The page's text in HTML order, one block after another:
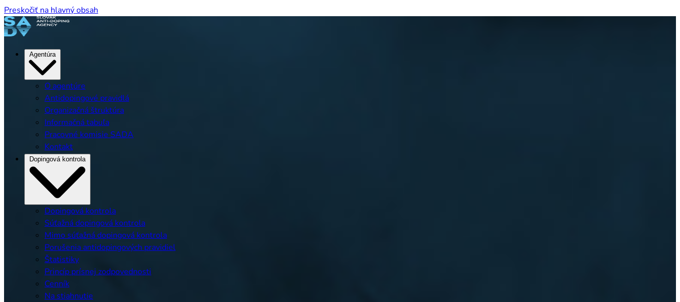
Preskočiť na hlavný obsah
Agentúra
O agentúre
Antidopingové pravidlá
Organizačná štruktúra
Informačná tabuľa
Pracovné komisie SADA
Kontakt
Dopingová kontrola
Dopingová kontrola
Súťažná dopingová kontrola
Mimo súťažná dopingová kontrola
Porušenia antidopingových pravidiel
Štatistiky
Princíp prísnej zodpovednosti
Cenník
Na stiahnutie